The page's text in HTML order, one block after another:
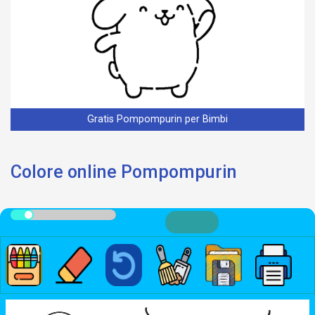
Gratis Pompompurin per Bimbi
Colore online Pompompurin